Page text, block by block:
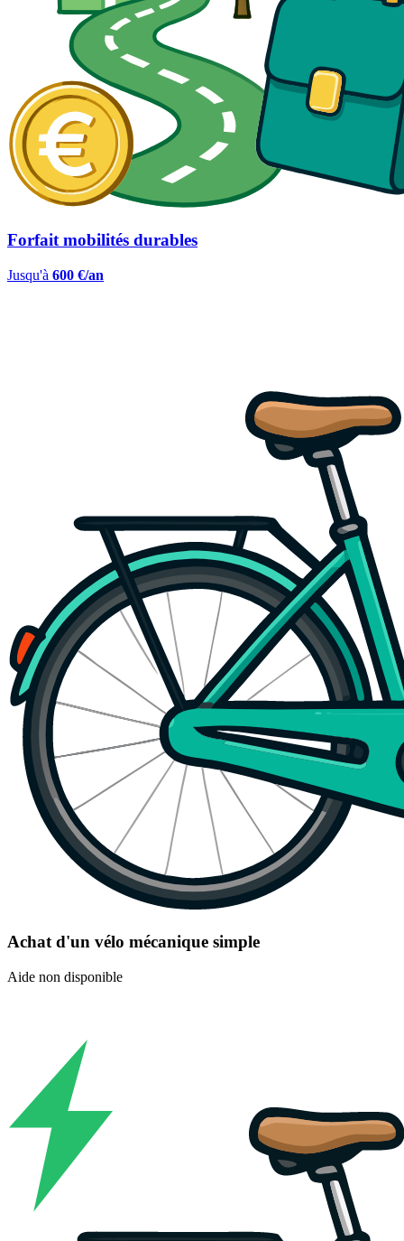
Forfait mobilités durables
Jusqu'à 600 €/an
Achat d'un vélo mécanique simple
Aide non disponible